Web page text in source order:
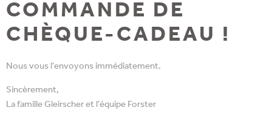
COMMANDE DE
CHÈQUE-CADEAU !
Nous vous l'envoyons immédiatement.
Sincèrement,
La famille Gleirscher et l'équipe Forster